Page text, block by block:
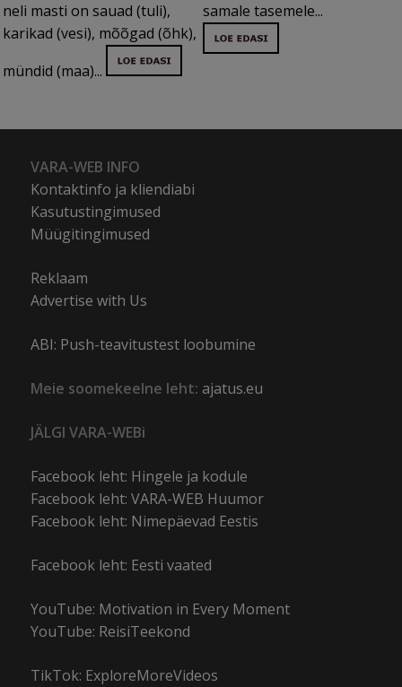
neli masti on sauad (tuli),
karikad (vesi), mõõgad (õhk),
mündid (maa)...
samale tasemele...
VARA-WEB INFO
Kontaktinfo ja kliendiabi
Kasutustingimused
Müügitingimused
Reklaam
Advertise with Us
ABI: Push-teavitustest loobumine
Meie soomekeelne leht: ajatus.eu
JÄLGI VARA-WEBi
Facebook leht: Hingele ja kodule
Facebook leht: VARA-WEB Huumor
Facebook leht: Nimepäevad Eestis
Facebook leht: Eesti vaated
YouTube: Motivation in Every Moment
YouTube: ReisiTeekond
TikTok: ExploreMoreVideos